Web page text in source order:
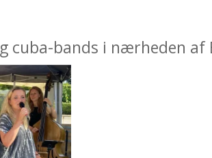
cuba-bands i nærheden af